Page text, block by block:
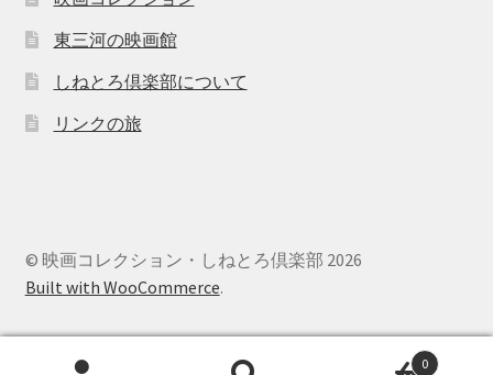
東三河の映画館
しねとろ倶楽部について
リンクの旅
© 映画コレクション・しねとろ倶楽部 2026
Built with WooCommerce.
0